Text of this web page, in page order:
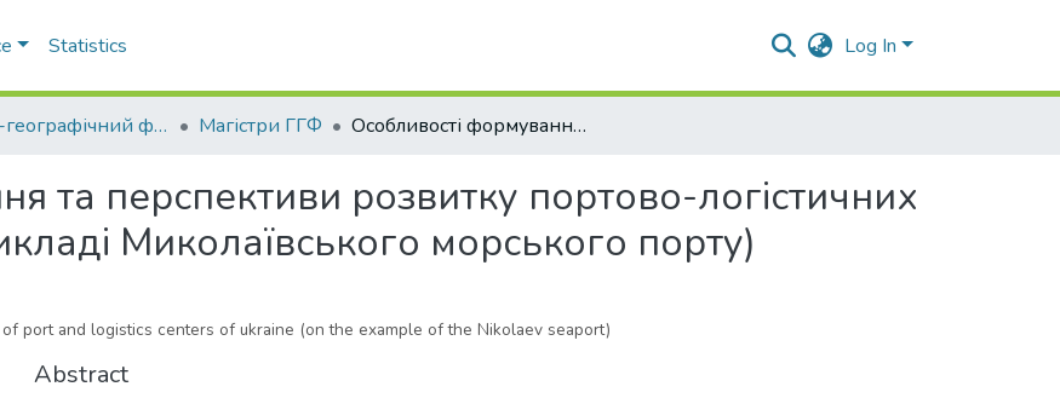
Statistics Log In
Геолого-географічний факультет Магістри ГГФ Особливості формування та перспективи розвитку портово-логістичних центрів України (на прикладі Миколаївського морського порту)
та перспективи розвитку портово-логістичних
Миколаївського морського порту)
port and logistics centers of ukraine (on the example of the Nikolaev seaport)
Abstract